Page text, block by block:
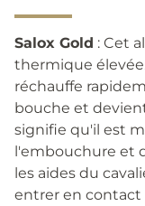
Salox Gold : Cet
thermique
réchauffe
bouche et
signifie qu'il est
l'embouchure et
les aides du
entrer en contact